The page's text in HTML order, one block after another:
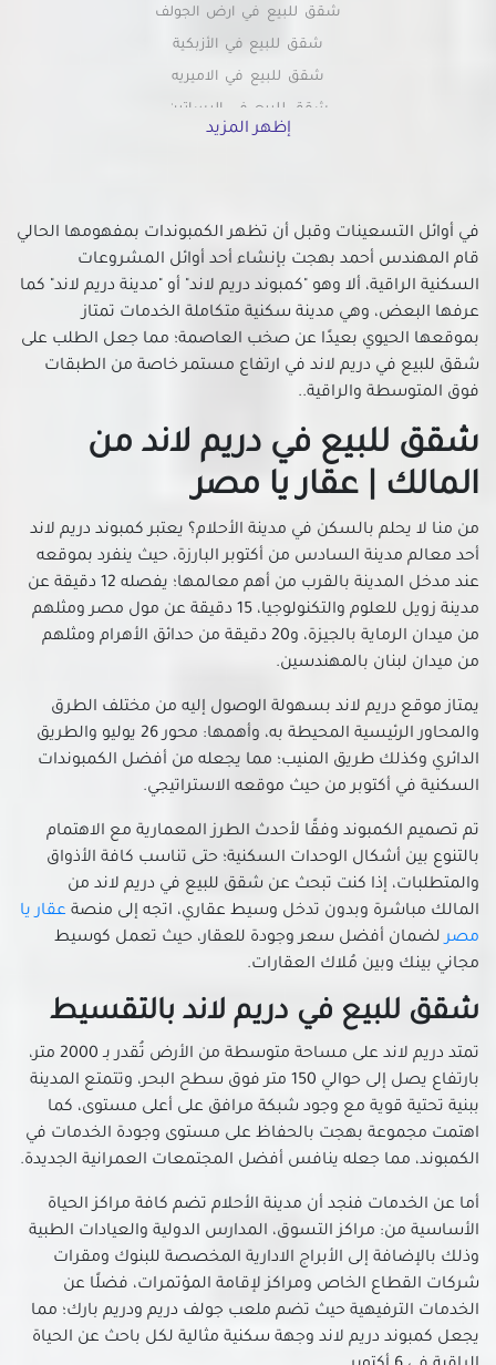
شقق للبيع في ارض الجولف
شقق للبيع في الأزبكية
شقق للبيع في الاميريه
شقق للبيع في البساتين
شقق للبيع في التبين
شقق للبيع في التجمع الخامس
شقق للبيع في الجمالية
شقق للبيع في الحسين
شقق للبيع في الحى السابع بمدينة نصر
شقق للبيع في الحى العاشر بمدينة نصر
شقق للبيع في الخلفاوي
شقق للبيع في الخليفة
شقق للبيع في الدرب الأحمر
شقق للبيع في الزاوية الحمراء
شقق للبيع في الزمالك
شقق للبيع في الزيتون
شقق للبيع في الساحل بالقاهرة
شقق للبيع في مدينة السلام
شقق للبيع في السيدة زينب
شقق للبيع في الشرابية
شقق للبيع في الظاهر
شقق للبيع في العبور الجديدة
شقق للبيع في القاهرة الجديدة
شقق للبيع في القطامية
شقق للبيع في الكوربة
شقق للبيع في المرج
شقق للبيع في المطرية
شقق للبيع في المعادي القديمة
شقق للبيع في المعادي
شقق للبيع في المعصره
شقق للبيع في المقطم
شقق للبيع في الملك الصالح
شقق للبيع في المنصورية
شقق للبيع في المنيل
شقق للبيع في الموسكي
إظهر المزيد
في أوائل التسعينات وقبل أن تظهر الكمبوندات بمفهومها الحالي
قام المهندس أحمد بهجت بإنشاء أحد أوائل المشروعات
السكنية الراقية، ألا وهو "كمبوند دريم لاند" أو "مدينة دريم لاند" كما
عرفها البعض، وهي مدينة سكنية متكاملة الخدمات تمتاز
بموقعها الحيوي بعيدًا عن صخب العاصمة؛ مما جعل الطلب على
شقق للبيع في دريم لاند في ارتفاع مستمر خاصة من الطبقات
فوق المتوسطة والراقية..
شقق للبيع في دريم لاند من
المالك | عقار يا مصر
من منا لا يحلم بالسكن في مدينة الأحلام؟ يعتبر كمبوند دريم لاند
أحد معالم مدينة السادس من أكتوبر البارزة، حيث ينفرد بموقعه
عند مدخل المدينة بالقرب من أهم معالمها؛ يفصله 12 دقيقة عن
مدينة زويل للعلوم والتكنولوجيا، 15 دقيقة عن مول مصر ومثلهم
من ميدان الرماية بالجيزة، و20 دقيقة من حدائق الأهرام ومثلهم
من ميدان لبنان بالمهندسين.
يمتاز موقع دريم لاند بسهولة الوصول إليه من مختلف الطرق
والمحاور الرئيسية المحيطة به، وأهمها: محور 26 يوليو والطريق
الدائري وكذلك طريق المنيب؛ مما يجعله من أفضل الكمبوندات
السكنية في أكتوبر من حيث موقعه الاستراتيجي.
تم تصميم الكمبوند وفقًا لأحدث الطرز المعمارية مع الاهتمام
بالتنوع بين أشكال الوحدات السكنية؛ حتى تناسب كافة الأذواق
والمتطلبات، إذا كنت تبحث عن شقق للبيع في دريم لاند من
المالك مباشرة وبدون تدخل وسيط عقاري، اتجه إلى منصة عقار يا
مصرلضمان أفضل سعر وجودة للعقار، حيث تعمل كوسيط
مجاني بينك وبين مُلاك العقارات.
شقق للبيع في دريم لاند بالتقسيط
تمتد دريم لاند على مساحة متوسطة من الأرض تُقدر بـ 2000 متر،
بارتفاع يصل إلى حوالي 150 متر فوق سطح البحر، وتتمتع المدينة
ببنية تحتية قوية مع وجود شبكة مرافق على أعلى مستوى، كما
اهتمت مجموعة بهجت بالحفاظ على مستوى وجودة الخدمات في
الكمبوند، مما جعله ينافس أفضل المجتمعات العمرانية الجديدة.
أما عن الخدمات فنجد أن مدينة الأحلام تضم كافة مراكز الحياة
الأساسية من: مراكز التسوق، المدارس الدولية والعيادات الطبية
وذلك بالإضافة إلى الأبراج الادارية المخصصة للبنوك ومقرات
شركات القطاع الخاص ومراكز لإقامة المؤتمرات، فضلًا عن
الخدمات الترفيهية حيث تضم ملعب جولف دريم ودريم بارك؛ مما
يجعل كمبوند دريم لاند وجهة سكنية مثالية لكل باحث عن الحياة